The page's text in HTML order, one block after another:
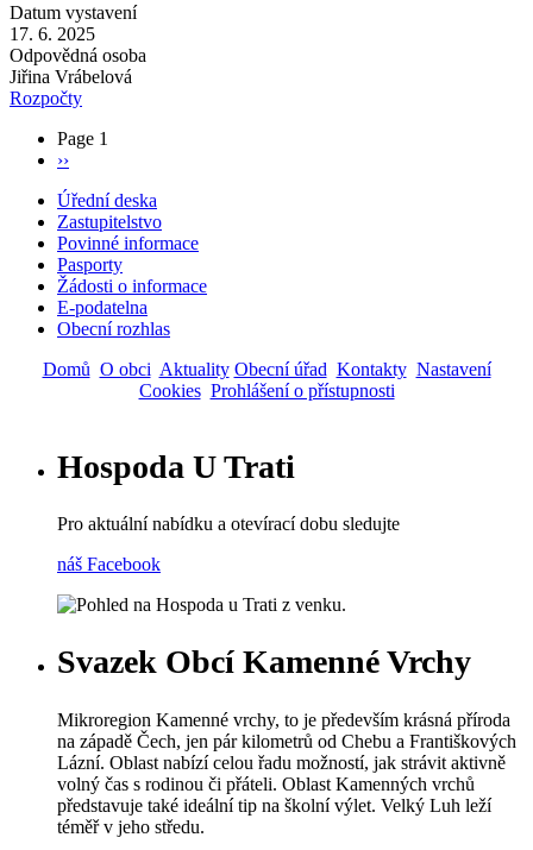
Datum vystavení
17. 6. 2025
Odpovědná osoba
Jiřina Vrábelová
Rozpočty
Pagination
Page 1
Následující
››
Main
navigation
Úřední deska
Zastupitelstvo
Povinné informace
Pasporty
Žádosti o informace
E-podatelna
Obecní rozhlas
Domů O obci Aktuality Obecní úřad Kontakty Nastavení
Cookies Prohlášení o přístupnosti
Hospoda U Trati
Pro aktuální nabídku a otevírací dobu sledujte
náš Facebook
Svazek Obcí Kamenné Vrchy
Mikroregion Kamenné vrchy, to je především krásná příroda
na západě Čech, jen pár kilometrů od Chebu a Františkových
Lázní. Oblast nabízí celou řadu možností, jak strávit aktivně
volný čas s rodinou či přáteli. Oblast Kamenných vrchů
představuje také ideální tip na školní výlet. Velký Luh leží
téměř v jeho středu.